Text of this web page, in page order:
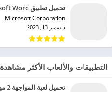
تحميل تطبيق Microsoft Word مهكر للاندرويد 2024
Microsoft Corporation‏
ديسمبر 13, 2023
التطبيقات والألعاب الأكثر مشاهدة
تحميل لعبة المواجهة 2 مهكرة للاندرويد 2024